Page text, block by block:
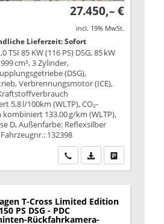
27.450,– €
incl. 19% MwSt.
Lieferzeit: Sofort
TSI 85 KW (116 PS) DSG, 85 kW
cm³, 3 Zylinder,
(DSG),
Verbrennungsmotor (ICE),
5,8 l/100km (WLTP), CO₂-
kombiniert 133.00 g/km (WLTP),
D, Außenfarbe: Reflexsilber
132398
Wir rufen Sie an
PDF-Datei,Drucken,
T-Cross Limited Edition
PS DSG - PDC
Rückfahrkamera-